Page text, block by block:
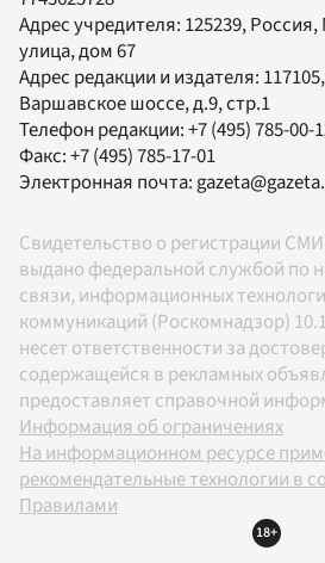
Адрес учредителя: 125239,
улица, дом 67
Адрес редакции и издателя: 117105
Варшавское шоссе, д.9, стр.1
Телефон редакции:+7 (495) 785-00-
Факс:+7 (495) 785-17-01
Электронная почта:
Свидетельство о регистрации
выдано федеральной службой по
связи, информационных
коммуникаций (Роскомнадзор)
несет ответственности за
содержащейся в рекламных
предоставляет справочной
Информация об ограничениях
На информационном ресурсе
рекомендательные технологии в
Правилами
18+